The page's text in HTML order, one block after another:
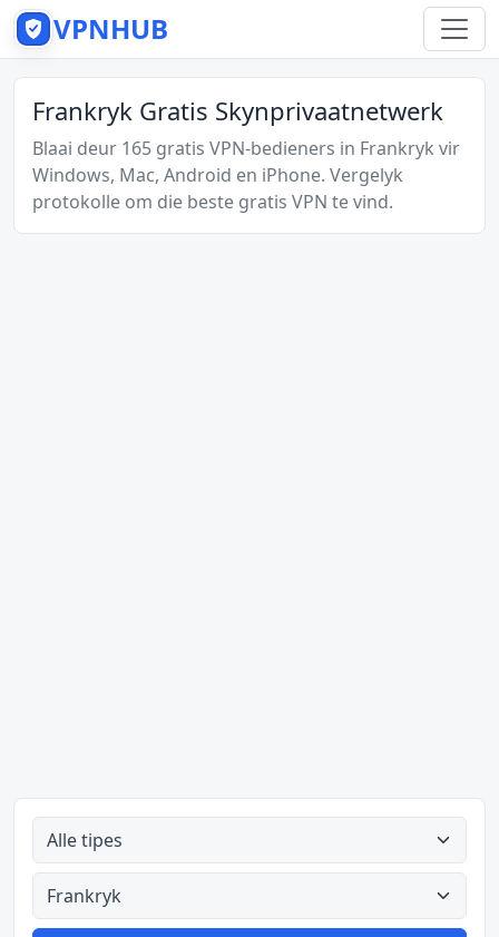
VPNHUB
Frankryk Gratis Skynprivaatnetwerk
Blaai deur 165 gratis VPN-bedieners in Frankryk vir
Windows, Mac, Android en iPhone. Vergelyk
protokolle om die beste gratis VPN te vind.
Alle tipes
Alle lande